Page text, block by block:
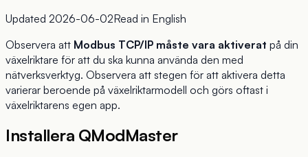
Updated 2026-06-02Read in English
Observera att Modbus TCP/IP måste vara aktiverat på din
växelriktare för att du ska kunna använda den med
nätverksverktyg. Observera att stegen för att aktivera detta
varierar beroende på växelriktarmodell och görs oftast i
växelriktarens egen app.
Installera QModMaster